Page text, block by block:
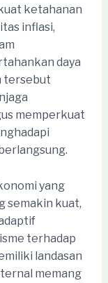
ketahanan
inflasi,
daya
tersebut
memperkuat
yang
semakin kuat,
terhadap
landasan
memang